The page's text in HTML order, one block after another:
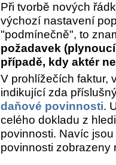
Při tvorbě nových
výchozí nastavení
"podmínečně", to
požadavek
případě, kdy aktér
V prohlížečích faktur,
indikující zda
daňové povinnosti.
celého dokladu z
povinnosti. Navíc
povinnosti zobrazeny